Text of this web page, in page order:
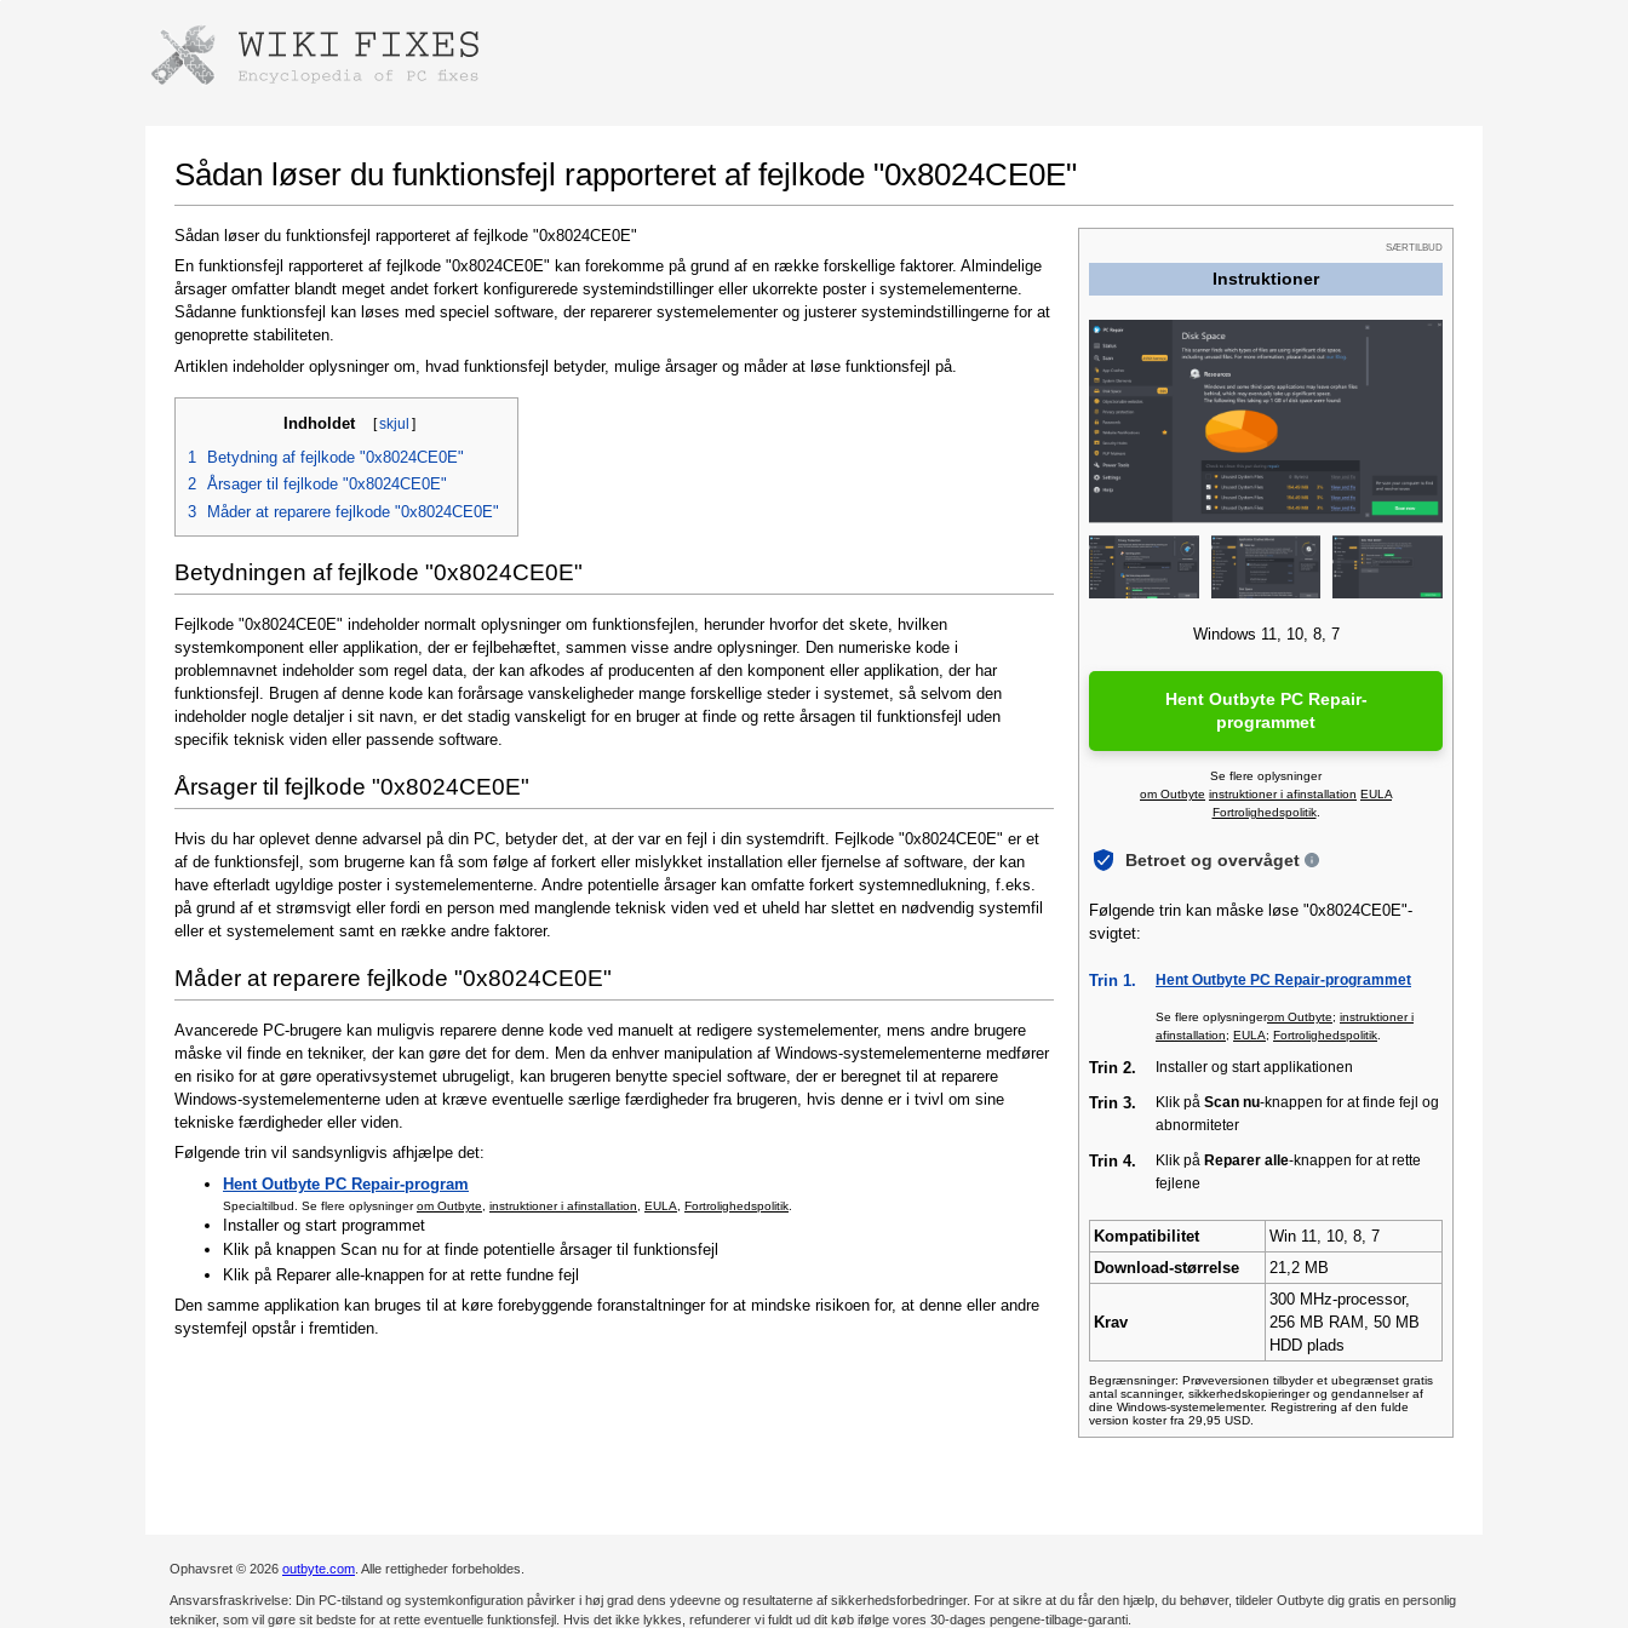
Sådan løser du funktionsfejl rapporteret af fejlkode "0x8024CE0E"
Sådan løser du funktionsfejl rapporteret af fejlkode "0x8024CE0E"
En funktionsfejl rapporteret af fejlkode "0x8024CE0E" kan forekomme på grund af en række forskellige faktorer. Almindelige
årsager omfatter blandt meget andet forkert konfigurerede systemindstillinger eller ukorrekte poster i systemelementerne.
Sådanne funktionsfejl kan løses med speciel software, der reparerer systemelementer og justerer systemindstillingerne for at
genoprette stabiliteten.
Artiklen indeholder oplysninger om, hvad funktionsfejl betyder, mulige årsager og måder at løse funktionsfejl på.
Indholdet [skjul ]
1
Betydning af fejlkode "0x8024CE0E"
2 Årsager til fejlkode "0x8024CE0E"
3
Måder at reparere fejlkode "0x8024CE0E"
Betydningen af fejlkode "0x8024CE0E"
Fejlkode "0x8024CE0E" indeholder normalt oplysninger om funktionsfejlen, herunder hvorfor det skete, hvilken
systemkomponent eller applikation, der er fejlbehæftet, sammen visse andre oplysninger. Den numeriske kode i
problemnavnet indeholder som regel data, der kan afkodes af producenten af den komponent eller applikation, der har
funktionsfejl. Brugen af denne kode kan forårsage vanskeligheder mange forskellige steder i systemet, så selvom den
indeholder nogle detaljer i sit navn, er det stadig vanskeligt for en bruger at finde og rette årsagen til funktionsfejl uden
specifik teknisk viden eller passende software.
Årsager til fejlkode "0x8024CE0E"
Hvis du har oplevet denne advarsel på din PC, betyder det, at der var en fejl i din systemdrift. Fejlkode "0x8024CE0E" er et
af de funktionsfejl, som brugerne kan få som følge af forkert eller mislykket installation eller fjernelse af software, der kan
have efterladt ugyldige poster i systemelementerne. Andre potentielle årsager kan omfatte forkert systemnedlukning, f.eks.
på grund af et strømsvigt eller fordi en person med manglende teknisk viden ved et uheld har slettet en nødvendig systemfil
eller et systemelement samt en række andre faktorer.
Måder at reparere fejlkode "0x8024CE0E"
Avancerede PC-brugere kan muligvis reparere denne kode ved manuelt at redigere systemelementer, mens andre brugere
måske vil finde en tekniker, der kan gøre det for dem. Men da enhver manipulation af Windows-systemelementerne medfører
en risiko for at gøre operativsystemet ubrugeligt, kan brugeren benytte speciel software, der er beregnet til at reparere
Windows-systemelementerne uden at kræve eventuelle særlige færdigheder fra brugeren, hvis denne er i tvivl om sine
tekniske færdigheder eller viden.
Følgende trin vil sandsynligvis afhjælpe det:
Hent Outbyte PC Repair-program
Specialtilbud. Se flere oplysningerom Outbyte instruktioner i afinstallation EULA Fortrolighedspolitik
Installer og start programmet
Klik på knappen Scan nu for at finde potentielle årsager til funktionsfejl
Klik på Reparer alle-knappen for at rette fundne fejl
Den samme applikation kan bruges til at køre forebyggende foranstaltninger for at mindske risikoen for, at denne eller andre
systemfejl opstår i fremtiden.
SÆRTILBUD
Instruktioner
Windows 11, 10, 8, 7
Hent Outbyte PC Repair-
programmet
Se flere oplysninger
om Outbyte instruktioner i afinstallation EULA
Fortrolighedspolitik.
Betroet og overvåget
Følgende trin kan måske løse "0x8024CE0E"-
svigtet:
Trin 1. Hent Outbyte PC Repair-programmet
Se flere oplysningerom Outbyte; instruktioner i
afinstallation; EULA; Fortrolighedspolitik
Trin 2. Installer og start applikationen
Trin 3. Klik på Scan nu-knappen for at finde fejl og
abnormiteter
Trin 4. Klik på Reparer alle-knappen for at rette
fejlene
Kompatibilitet
Win 11, 10, 8, 7
Download-størrelse
21,2 MB
Krav
300 MHz-processor,
256 MB RAM, 50 MB
HDD plads
Begrænsninger: Prøveversionen tilbyder et ubegrænset gratis
antal scanninger, sikkerhedskopieringer og gendannelser af
dine Windows-systemelementer. Registrering af den fulde
version koster fra 29,95 USD.
Ophavsret © 2026 outbyte.com . Alle rettigheder forbeholdes.
Ansvarsfraskrivelse: Din PC-tilstand og systemkonfiguration påvirker i høj grad dens ydeevne og resultaterne af sikkerhedsforbedringer. For at sikre at du får den hjælp, du behøver, tildeler Outbyte dig gratis en personlig
tekniker, som vil gøre sit bedste for at rette eventuelle funktionsfejl. Hvis det ikke lykkes, refunderer vi fuldt ud dit køb ifølge vores 30-dages pengene-tilbage-garanti.
Instructions for downloading using Google Chrome
Once the download is complete, click on the
downloaded file link